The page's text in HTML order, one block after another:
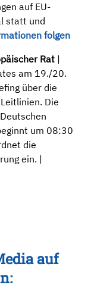
auf EU-
statt und
folgen
Rat |
am 19./20.
über die
Die
um 08:30
die
ein. |
auf